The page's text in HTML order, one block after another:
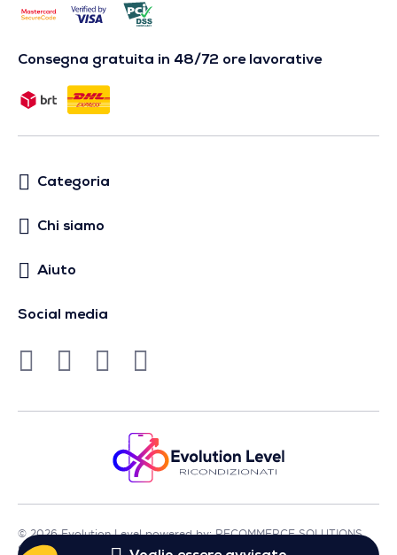
Consegna gratuita in 48/72 ore lavorative
Categoria
Chi siamo
Aiuto
Social media
© 2026 Evolution Level powered by: RECOMMERCE SOLUTIONS
SA - Sede in Avenue Lénine, 54 - 94250 Gentilly - Francia